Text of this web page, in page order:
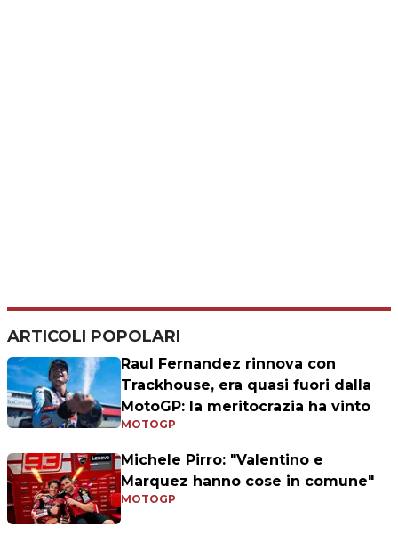
ARTICOLI POPOLARI
Raul Fernandez rinnova con
Trackhouse, era quasi fuori dalla
MotoGP: la meritocrazia ha vinto
MOTOGP
Michele Pirro: "Valentino e
Marquez hanno cose in comune"
MOTOGP